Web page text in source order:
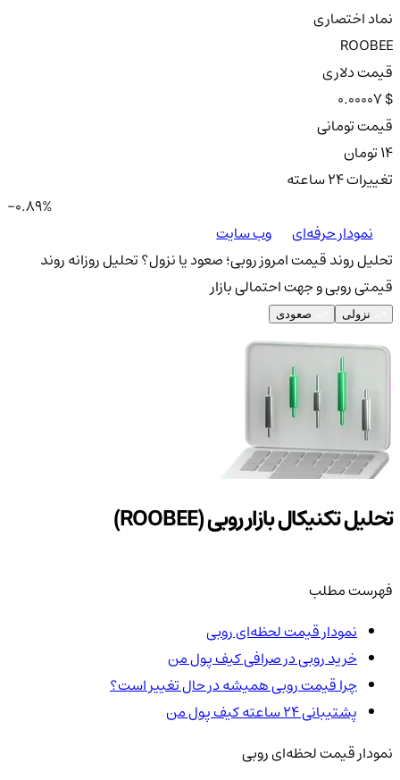
نماد اختصاری
ROOBEE
قیمت دلاری
0.00007 $
قیمت تومانی
14 تومان
تغییرات ۲۴ ساعته
-0.89%
نمودار حرفه‌ای
وب سایت
تحلیل روند قیمت امروز روبی؛ صعود یا نزول؟تحلیل روزانه روند
قیمتی روبی و جهت احتمالی بازار
نزولی صعودی
تحلیل تکنیکال بازار روبی (ROOBEE)
فهرست مطلب
نمودار قیمت لحظه‌ای روبی
خرید روبی در صرافی کیف پول من
چرا قیمت روبی همیشه در حال تغییر است؟
پشتیبانی ۲۴ ساعته کیف پول من
نمودار قیمت لحظه‌ای روبی